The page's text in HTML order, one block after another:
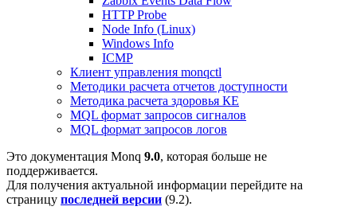
HTTP Probe
Node Info (Linux)
Windows Info
ICMP
Клиент управления monqctl
Методики расчета отчетов доступности
Методика расчета здоровья КЕ
MQL формат запросов сигналов
MQL формат запросов логов
Это документация Monq 9.0, которая больше не
поддерживается.
Для получения актуальной информации перейдите на
страницу последней версии (9.2).